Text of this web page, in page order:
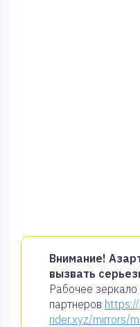
Внимание!
вызвать
Рабочее
партнеров
rider.xyz/mirrors/